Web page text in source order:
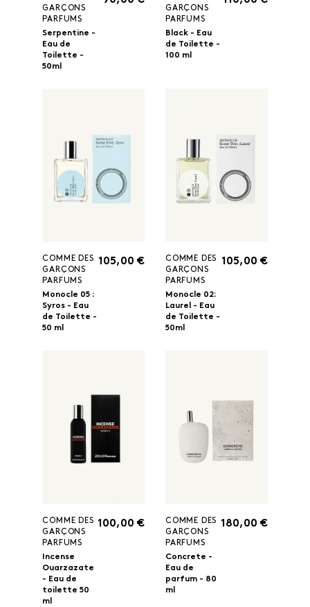
GARÇONS
PARFUMS
Serpentine -
Eau de
Toilette -
50ml
GARÇONS
PARFUMS
Black - Eau
de Toilette -
100 ml
COMME DES
GARÇONS
PARFUMS
Monocle 05 :
Syros - Eau
de Toilette -
50 ml
105,00 €
COMME DES
GARÇONS
PARFUMS
Monocle 02:
Laurel - Eau
de Toilette -
50ml
105,00 €
COMME DES
GARÇONS
PARFUMS
Incense
Ouarzazate
- Eau de
toilette 50
ml
100,00 €
COMME DES
GARÇONS
PARFUMS
Concrete -
Eau de
parfum - 80
ml
180,00 €